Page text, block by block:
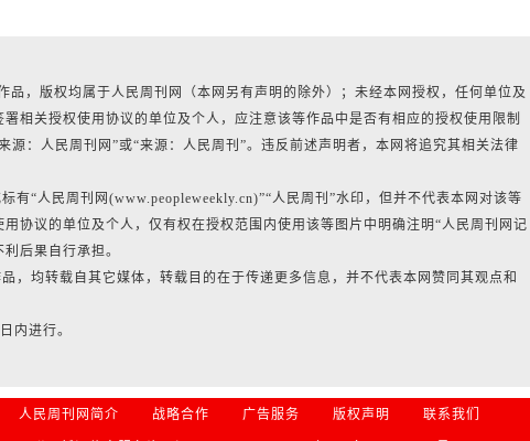
品，版权均属于人民周刊网（本网另有声明的除外）；未经本网授权，任何单位及
相关授权使用协议的单位及个人，应注意该等作品中是否有相应的授权使用限制
：人民周刊网”或“来源：人民周刊”。违反前述声明者，本网将追究其相关法律
有“人民周刊网(www.peopleweekly.cn)”“人民周刊”水印，但并不代表本网对该等
协议的单位及个人，仅有权在授权范围内使用该等图片中明确注明“人民周刊网记
后果自行承担。
，均转载自其它媒体，转载目的在于传递更多信息，并不代表本网赞同其观点和
内进行。
人民周刊网简介 战略合作 广告服务 版权声明 联系我们